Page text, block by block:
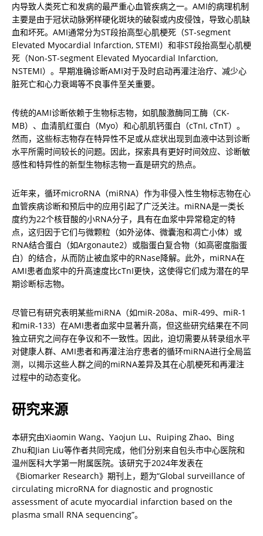
内导致人类死亡和发病的最严重心血管疾病之一。AMI的病理机制
主要是由于冠状动脉粥样硬化斑块的破裂或内皮侵蚀，导致心肌缺
血和坏死。AMI通常分为ST段抬高型心肌梗死（ST-segment
Elevated Myocardial Infarction, STEMI）和非ST段抬高型心肌梗
死（Non-ST-segment Elevated Myocardial Infarction,
NSTEMI）。早期准确诊断AMI对于及时启动再灌注治疗、减少心
脏死亡和心力衰竭等不良事件至关重要。
传统的AMI诊断依赖于生物标志物，如肌酸激酶同工酶（CK-
MB）、血清肌红蛋白（Myo）和心肌肌钙蛋白（cTnI, cTnT）。
然而，这些标志物存在特异性不足或从症状出现到血液中达到诊断
水平所需时间较长的问题。因此，探索具有更好时间效应、诊断敏
感性和特异性的新型生物标志物一直是研究的热点。
近年来，循环microRNA（miRNA）作为非侵入性生物标志物在心
血管疾病诊断和预后中的应用引起了广泛关注。miRNA是一类长
度约为22个核苷酸的小RNA分子，具有在血浆中异常稳定的特
点，这归因于它们与微颗粒（如外泌体、微囊泡和凋亡小体）或
RNA结合蛋白（如Argonaute2）或脂蛋白复合物（如高密度脂蛋
白）的结合，从而防止被血浆中的RNase降解。此外，miRNA在
AMI患者血浆中的升高速度比cTnI更快，这使得它们成为潜在的早
期诊断标志物。
尽管已有研究表明某些miRNA（如miR-208a、miR-499、miR-1
和miR-133）在AMI患者血浆中显著升高，但这些研究结果在不同
独立研究之间存在争议和不一致性。因此，迫切需要从转录组水平
对健康人群、AMI患者和再灌注治疗患者的循环miRNA进行全局监
测，以揭示这些人群之间的miRNA差异及其在心肌梗死和再灌注
过程中的动态变化。
研究来源
本研究由Xiaomin Wang、Yaojun Lu、Ruiping Zhao、Bing
Zhu和Jian Liu等作者共同完成，他们分别来自包头市中心医院和
温州医科大学第一附属医院。该研究于2024年发表在
《Biomarker Research》期刊上，题为“Global surveillance of
circulating microRNA for diagnostic and prognostic
assessment of acute myocardial infarction based on the
plasma small RNA sequencing”。